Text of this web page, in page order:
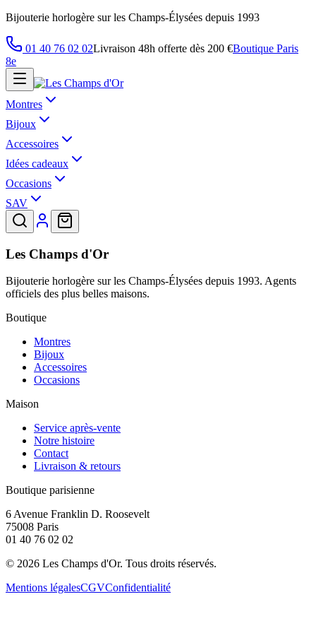
Bijouterie horlogère sur les Champs-Élysées depuis 1993
01 40 76 02 02Livraison 48h offerte dès 200 €Boutique Paris
8e
Montres
Bijoux
Accessoires
Idées cadeaux
Occasions
SAV
Les Champs d'Or
Bijouterie horlogère sur les Champs-Élysées depuis 1993. Agents
officiels des plus belles maisons.
Boutique
Montres
Bijoux
Accessoires
Occasions
Maison
Service après-vente
Notre histoire
Contact
Livraison & retours
Boutique parisienne
6 Avenue Franklin D. Roosevelt
75008 Paris
01 40 76 02 02
© 2026 Les Champs d'Or. Tous droits réservés.
Mentions légalesCGVConfidentialité